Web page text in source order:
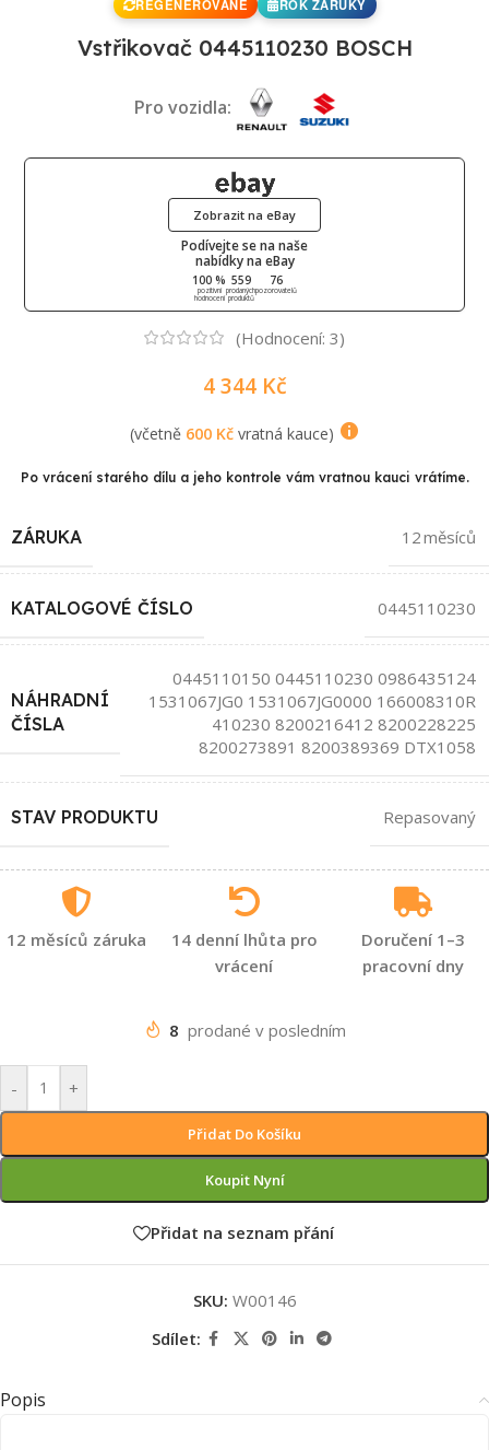
REGENEROVANÉ ROK ZÁRUKY
Vstřikovač 0445110230 BOSCH
Pro vozidla:
Podívejte se na naše
nabídky na eBay
100 %
pozitivní
hodnocení
559
prodaných
produktů
76
pozorovatelů
Zobrazit na eBay
(Hodnocení: 3)
4 344 Kč
(včetně 600 Kčvratná kauce)
Po vrácení starého dílu a jeho kontrole vám vratnou kauci vrátíme.
ZÁRUKA 12 měsíců
KATALOGOVÉ ČÍSLO 0445110230
NÁHRADNÍ
ČÍSLA
0445110150 0445110230 0986435124
1531067JG0 1531067JG0000 166008310R
410230 8200216412 8200228225
8200273891 8200389369 DTX1058
STAV PRODUKTU Repasovaný
12 měsíců záruka
14 denní lhůta pro
vrácení
Doručení 1–3
pracovní dny
8 prodané v posledním
- +
Přidat Do Košíku
Koupit Nyní
Přidat na seznam přání
SKU: W00146
Sdílet:
Popis